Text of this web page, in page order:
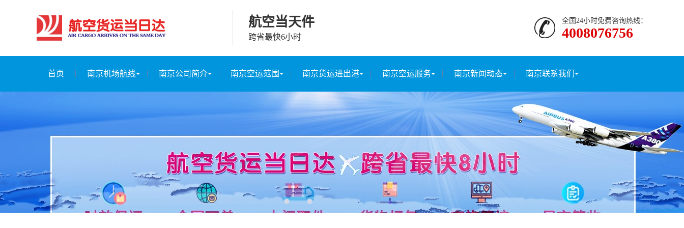
航空当天件
跨省最快6小时
全国24小时免费咨询热线：
4008076756
首页 南京机场航线 南京公司简介 南京空运范围 南京货运进出港 南京空运服务 南京新闻动态 南京联系我们